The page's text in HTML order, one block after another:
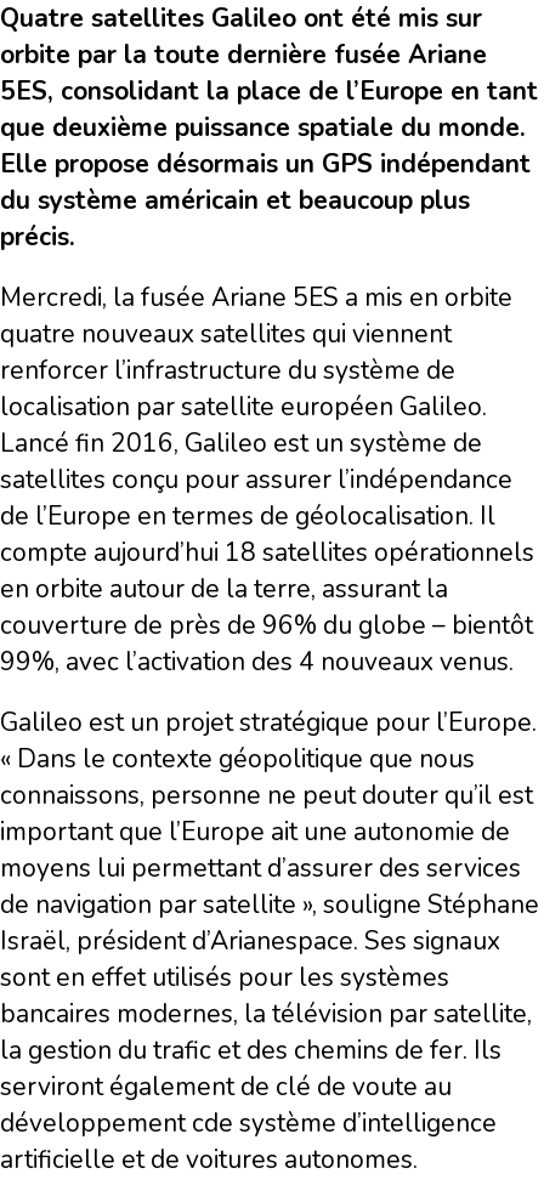
Quatre satellites Galileo ont été mis sur
orbite par la toute dernière fusée Ariane
5ES, consolidant la place de l’Europe en tant
que deuxième puissance spatiale du monde.
Elle propose désormais un GPS indépendant
du système américain et beaucoup plus
précis.
Mercredi, la fusée Ariane 5ES a mis en orbite
quatre nouveaux satellites qui viennent
renforcer l’infrastructure du système de
localisation par satellite européen Galileo.
Lancé fin 2016, Galileo est un système de
satellites conçu pour assurer l’indépendance
de l’Europe en termes de géolocalisation. Il
compte aujourd’hui 18 satellites opérationnels
en orbite autour de la terre, assurant la
couverture de près de 96% du globe – bientôt
99%, avec l’activation des 4 nouveaux venus.
Galileo est un projet stratégique pour l’Europe.
« Dans le contexte géopolitique que nous
connaissons, personne ne peut douter qu’il est
important que l’Europe ait une autonomie de
moyens lui permettant d’assurer des services
de navigation par satellite », souligne Stéphane
Israël, président d’Arianespace. Ses signaux
sont en effet utilisés pour les systèmes
bancaires modernes, la télévision par satellite,
la gestion du trafic et des chemins de fer. Ils
serviront également de clé de voute au
développement cde système d’intelligence
artificielle et de voitures autonomes.